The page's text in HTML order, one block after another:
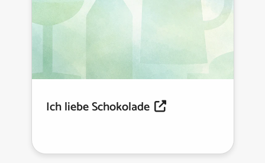
Ich liebe Schokolade